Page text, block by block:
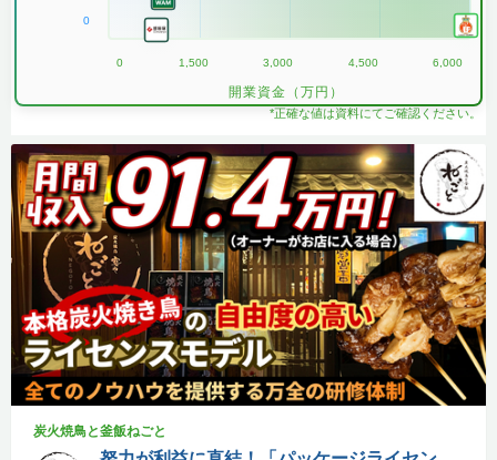
0
0 1,500 3,000 4,500 6,000
開業資金（万円）
*正確な値は資料にてご確認ください。
炭火焼鳥と釜飯ねごと